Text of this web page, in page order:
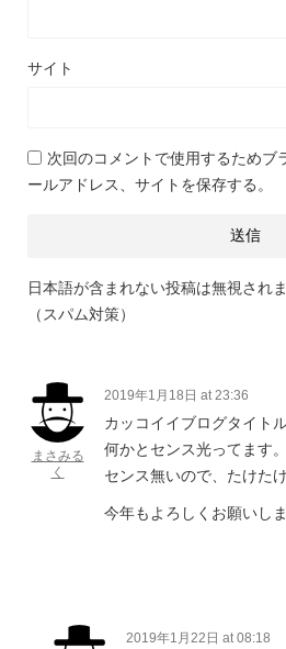
サイト
次回のコメントで使用するためブ
ールアドレス、サイトを保存する。
日本語が含まれない投稿は無視され
（スパム対策）
まさみる
く
2019年1月18日 at 23:36
カッコイイブログタイト
何かとセンス光ってます。
センス無いので、たけた
今年もよろしくお願いし
2019年1月22日 at 08:18